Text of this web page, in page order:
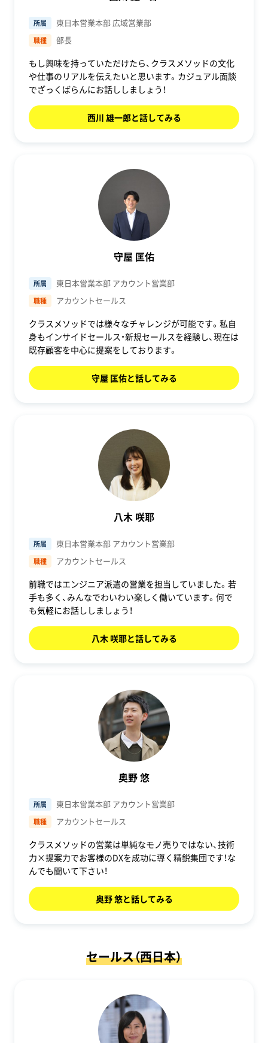
所属 東日本営業本部 広域営業部
職種 部長
もし興味を持っていただけたら、クラスメソッドの文化
や仕事のリアルを伝えたいと思います。カジュアル面談
でざっくばらんにお話ししましょう！
西川 雄一郎と話してみる
守屋 匡佑
所属 東日本営業本部 アカウント営業部
職種 アカウントセールス
クラスメソッドでは様々なチャレンジが可能です。私自
身もインサイドセールス・新規セールスを経験し、現在は
既存顧客を中心に提案をしております。
守屋 匡佑と話してみる
八木 咲耶
所属 東日本営業本部 アカウント営業部
職種 アカウントセールス
前職ではエンジニア派遣の営業を担当していました。若
手も多く、みんなでわいわい楽しく働いています。何で
も気軽にお話ししましょう！
八木 咲耶と話してみる
奥野 悠
所属 東日本営業本部 アカウント営業部
職種 アカウントセールス
クラスメソッドの営業は単純なモノ売りではない、技術
力×提案力でお客様のDXを成功に導く精鋭集団です！な
んでも聞いて下さい！
奥野 悠と話してみる
セールス（西日本）